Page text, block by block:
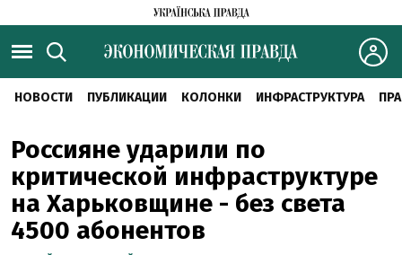
НОВОСТИ ПУБЛИКАЦИИ КОЛОНКИ ИНФРАСТРУКТУРА
Россияне ударили по
критической инфраструктуре
на Харьковщине - без света
4500 абонентов